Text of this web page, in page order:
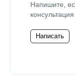
Напишите,
Написать